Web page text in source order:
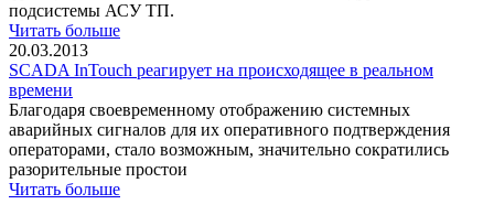
подсистемы АСУ ТП.
Читать больше
20.03.2013
SCADA InTouch реагирует на происходящее в реальном
времени
Благодаря своевременному отображению системных
аварийных сигналов для их оперативного подтверждения
операторами, стало возможным, значительно сократились
разорительные простои
Читать больше